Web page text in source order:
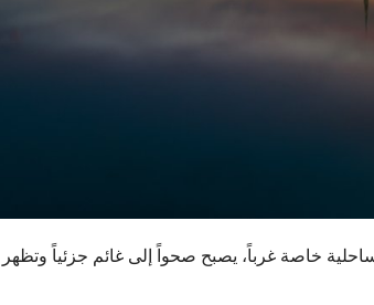
خاصة غرباً، يصبح صحواً إلى غائم جزئياً وتظهر